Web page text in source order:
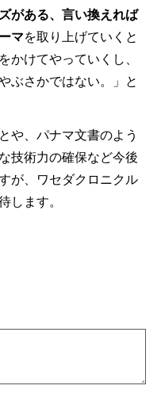
がある、言い換えれば
マを取り上げていくと
かけてやっていくし、
ぶさかではない。」と
や、パナマ文書のよう
技術力の確保など今後
が、ワセダクロニクル
します。